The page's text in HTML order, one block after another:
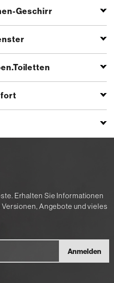
Geschirr
Erhalten Sie Informationen
Angebote und vieles
Anmelden